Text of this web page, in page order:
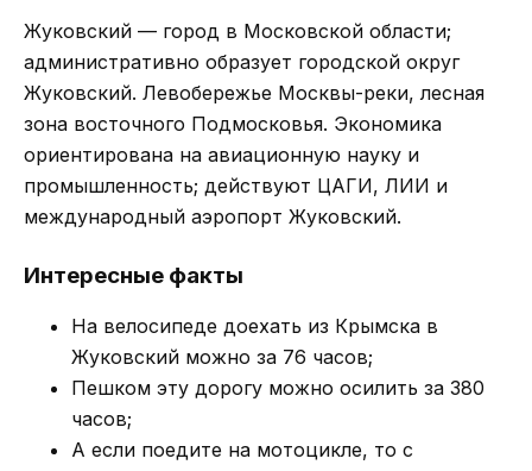
Жуковский — город в Московской области;
административно образует городской округ
Жуковский. Левобережье Москвы-реки, лесная
зона восточного Подмосковья. Экономика
ориентирована на авиационную науку и
промышленность; действуют ЦАГИ, ЛИИ и
международный аэропорт Жуковский.
Интересные факты
На велосипеде доехать из Крымска в
Жуковский можно за 76 часов;
Пешком эту дорогу можно осилить за 380
часов;
А если поедите на мотоцикле, то с